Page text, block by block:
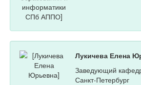
Лукичева Елена
Заведующий
Санкт-Петербург